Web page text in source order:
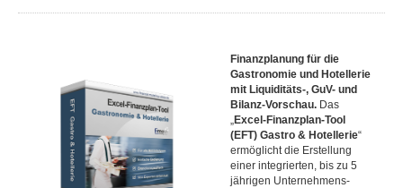
Finanzplanung für die
Gastronomie und Hotellerie
mit Liquiditäts-, GuV- und
Bilanz-Vorschau. Das
„Excel-Finanzplan-Tool
(EFT) Gastro & Hotellerie“
ermöglicht die Erstellung
einer integrierten, bis zu 5
jährigen Unternehmens-